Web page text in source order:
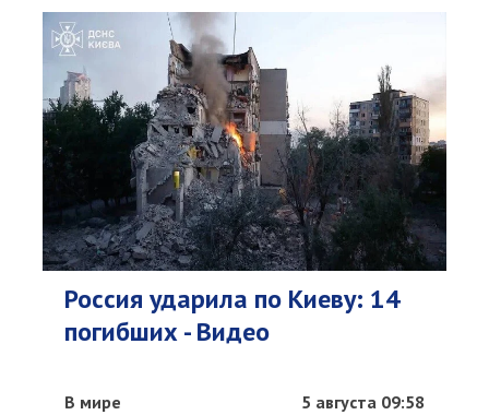
Россия ударила по Киеву: 14
погибших - Видео
В мире 5 августа 09:58